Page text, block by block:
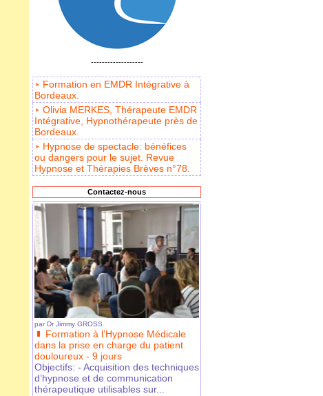
-------------------
Formation en EMDR Intégrative à
Bordeaux.
Olivia MERKES, Thérapeute EMDR
Intégrative, Hypnothérapeute près de
Bordeaux.
Hypnose de spectacle: bénéfices
ou dangers pour le sujet. Revue
Hypnose et Thérapies Brèves n°78.
Contactez-nous
par Dr Jimmy GROSS
Formation à l’Hypnose Médicale
dans la prise en charge du patient
douloureux - 9 jours
Objectifs: - Acquisition des techniques
d’hypnose et de communication
thérapeutique utilisables sur...